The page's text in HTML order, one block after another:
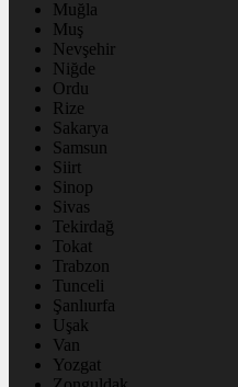
Muğla
Muş
Nevşehir
Niğde
Ordu
Rize
Sakarya
Samsun
Siirt
Sinop
Sivas
Tekirdağ
Tokat
Trabzon
Tunceli
Şanlıurfa
Uşak
Van
Yozgat